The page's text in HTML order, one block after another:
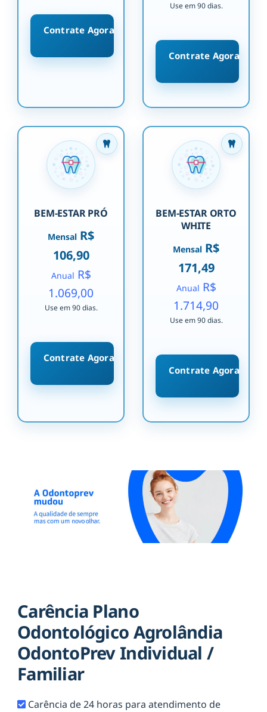
Contrate Agora
Use em 90 dias.
Contrate Agora
BEM-ESTAR PRÓ
Mensal R$
106,90
Anual R$
1.069,00
Use em 90 dias.
Contrate Agora
BEM-ESTAR ORTO
WHITE
Mensal R$
171,49
Anual R$
1.714,90
Use em 90 dias.
Contrate Agora
Carência Plano
Odontológico Agrolândia
OdontoPrev Individual /
Familiar
Carência de 24 horas para atendimento de